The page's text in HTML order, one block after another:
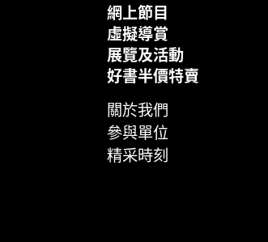
網上節目
虛擬導賞
展覽及活動
好書半價特賣
關於我們
參與單位
精采時刻